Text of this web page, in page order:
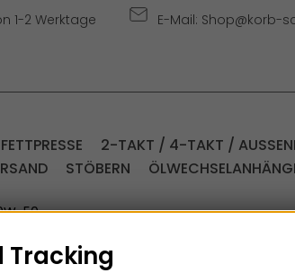
1-2 Werktage E-Mail: Shop@korb-
2-TAKT / 4-TAKT /
STÖBERN
50
Tracking